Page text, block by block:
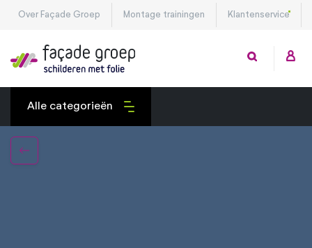
Over Façade Groep Montage trainingen Klantenservice
Alle categorieën
Exterieurfolies